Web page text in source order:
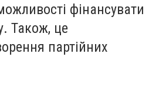
фінансувати
Також, це
партійних